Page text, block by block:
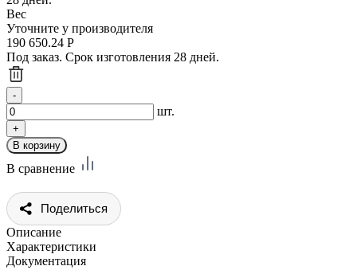
Вес
Уточните у производителя
190 650.24 Р
Под заказ. Срок изготовления 28 дней.
шт.
В сравнение
Поделиться
Описание
Характеристики
Документация